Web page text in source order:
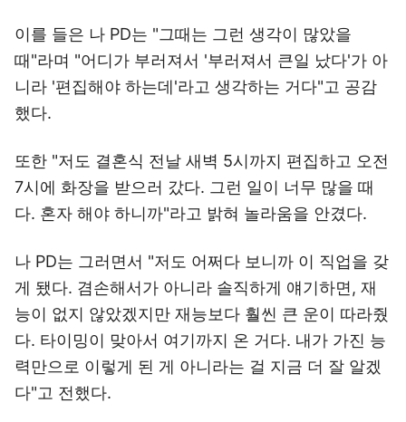
이를 들은 나 PD는 "그때는 그런 생각이 많았을
때"라며 "어디가 부러져서 '부러져서 큰일 났다'가 아
니라 '편집해야 하는데'라고 생각하는 거다"고 공감
했다.
또한 "저도 결혼식 전날 새벽 5시까지 편집하고 오전
7시에 화장을 받으러 갔다. 그런 일이 너무 많을 때
다. 혼자 해야 하니까"라고 밝혀 놀라움을 안겼다.
나 PD는 그러면서 "저도 어쩌다 보니까 이 직업을 갖
게 됐다. 겸손해서가 아니라 솔직하게 얘기하면, 재
능이 없지 않았겠지만 재능보다 훨씬 큰 운이 따라줬
다. 타이밍이 맞아서 여기까지 온 거다. 내가 가진 능
력만으로 이렇게 된 게 아니라는 걸 지금 더 잘 알겠
다"고 전했다.